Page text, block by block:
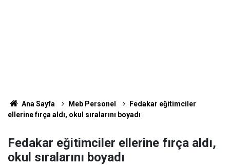
Ana Sayfa Meb Personel
Fedakar eğitimciler
ellerine fırça aldı, okul sıralarını boyadı
Fedakar eğitimciler ellerine fırça aldı,
okul sıralarını boyadı